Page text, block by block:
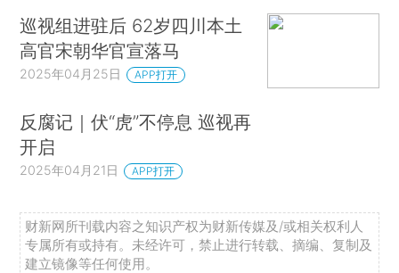
巡视组进驻后 62岁四川本土
高官宋朝华官宣落马
2025年04月25日 APP打开
反腐记｜伏“虎”不停息 巡视再
开启
2025年04月21日 APP打开
财新网所刊载内容之知识产权为财新传媒及/或相关权利人
专属所有或持有。未经许可，禁止进行转载、摘编、复制及
建立镜像等任何使用。